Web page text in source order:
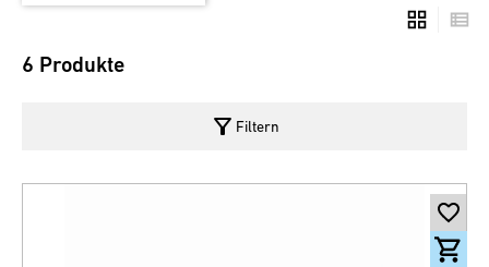
6 Produkte
filter_alt Filtern